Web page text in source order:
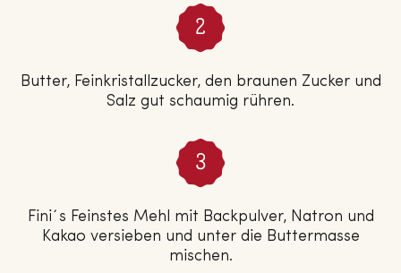
Butter, Feinkristallzucker, den braunen Zucker und
Salz gut schaumig rühren.
Fini´s Feinstes Mehl mit Backpulver, Natron und
Kakao versieben und unter die Buttermasse
mischen.